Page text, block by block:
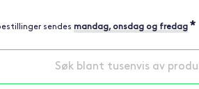
sendes mandag, onsdag og fredag *